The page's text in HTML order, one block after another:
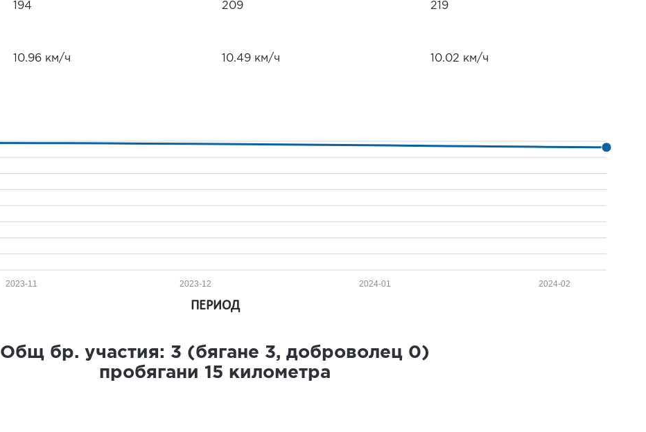
194 209 219
10.96 км/ч 10.49 км/ч 10.02 км/ч
2024-02
2024-01
2023-12
2023-11
ПЕРИОД
Общ бр. участия: 3 (бягане 3, доброволец 0)
пробягани 15 километра